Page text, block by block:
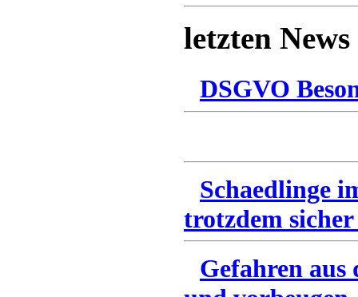
letzten News
DSGVO
Schaedlinge
trotzdem
Gefahren